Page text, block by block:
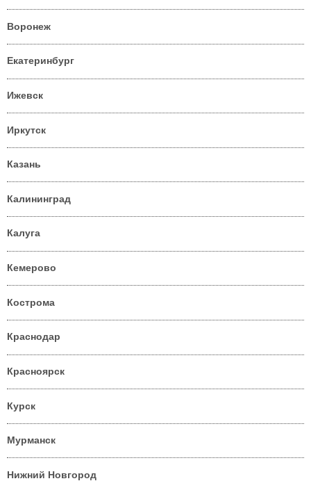
Воронеж
Екатеринбург
Ижевск
Иркутск
Казань
Калининград
Калуга
Кемерово
Кострома
Краснодар
Красноярск
Курск
Мурманск
Нижний Новгород